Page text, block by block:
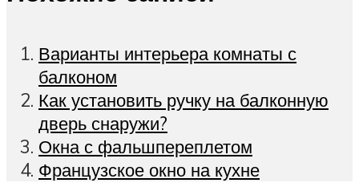
Варианты интерьера комнаты с
балконом
Как установить ручку на балконную
дверь снаружи?
Окна с фальшпереплетом
Французское окно на кухне